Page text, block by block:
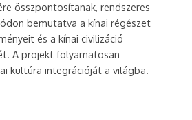
összpontosítanak, rendszeres
bemutatva a kínai régészet
és a kínai civilizáció
A projekt folyamatosan
kultúra integrációját a világba.